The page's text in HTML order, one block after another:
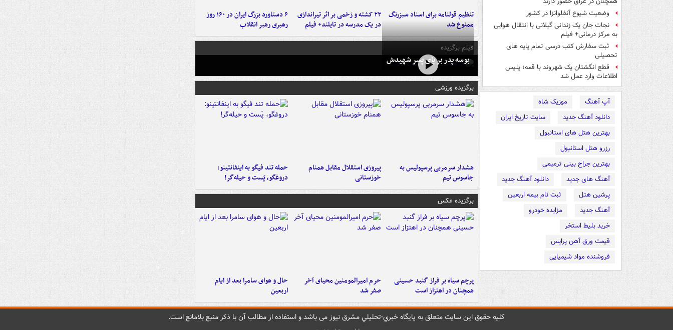
وضعیت شیوع آنفلوانزا در کشور
نجات جان یک زندانی گیلانی با انتقال هوایی
به مرکز درمانی+ فیلم
ثبت سفارش کتب درسی تمام پایه های
تحصیلی
قطع انگشتان یک شهروند با قمه؛ پلیس
اطلاعات وارد عمل شد
آپ آهنگ
موزیک شاه
دانلود آهنگ جدید
سایت تاریخ ایران
بهترین هتل های استانبول
رزرو هتل استانبول
بهترین جراح بینی ترمیمی
آهنگ های جدید
دانلود آهنگ جدید
پرشین هتل
ثبت نام بیمه اربعین
آهنگ جدید
مزایده خودرو
خرید بلیط استخر
قیمت ورق آهن پرایس
فروشنده مواد شیمیایی
تنظیم قولنامه برای اسناد سبزرنگ
ممنوع شد
۲۲ کشته و زخمی بر اثر تیراندازی
در یک مدرسه در تایلند+ فیلم
۶ دستاورد بزرگ ایران در ۱۶۰ روز
رهبری رهبر انقلاب
فیلم برگزیده
بوسه‌ پدر بر پای پسر شهیدش
برگزیده ورزشی
هشدار سرمربی پرسپولیس به
جاسوس تیم
پیروزی استقلال مقابل همنام
خوزستانی
حمله تند فیگو به اینفانتینو:
دروغگو، پَست‌ و حیله‌گر!
برگزیده عکس
پرچم سیاه بر فراز گنبد حسینی
همچنان در اهتزاز است
حرم امیرالمومنین محیای آخر
صفر شد
حال و هوای سامرا بعد از ایام
اربعین
کليه حقوق اين سايت متعلق به پایگاه خبري-تحليلي مشرق نيوز می باشد و استفاده از مطالب آن با ذکر منبع بلامانع است.